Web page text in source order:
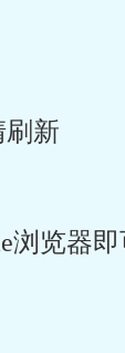
新
览器即